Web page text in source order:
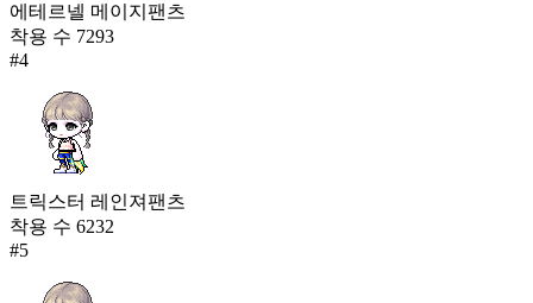
에테르넬 메이지팬츠
착용 수 7293
#4
트릭스터 레인져팬츠
착용 수 6232
#5